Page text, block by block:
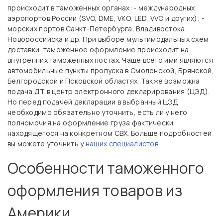
происходит в таможенных органах: - международных
аэропортов России (SVO, DME, VKO, LED, VVO и других); -
морских портов Санкт-Петербурга, Владивостока,
Новороссийска и др. При выборе мультимодальных схем
доставки, таможенное оформление происходит на
внутренних таможенных постах. Чаще всего ими являются
автомобильные пункты пропуска в Смоленской, Брянской,
Белгородской и Псковской областях. Также возможна
подача ДТ в центр электронного декларирования (ЦЭД).
Но перед подачей декларации в выбранный ЦЭД
необходимо обязательно уточнить, есть ли у него
полномочия на оформление груза фактически
находящегося на конкретном СВХ. Больше подробностей
вы можете уточнить унаших специалистов.
Особенности таможенного
оформления товаров из